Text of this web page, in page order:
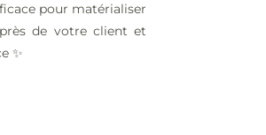
pour matérialiser
de votre client et
✨